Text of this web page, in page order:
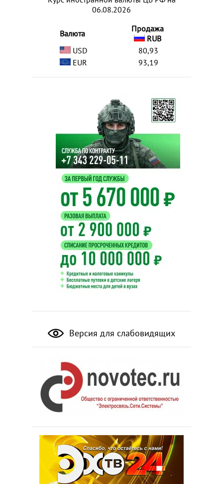
06.08.2026
Валюта
Продажа
RUB
USD
80,93
EUR
93,19
Версия для слабовидящих